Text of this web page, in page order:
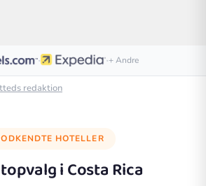
· ·+ Andre
redaktion
HOTELLER
iCosta Rica